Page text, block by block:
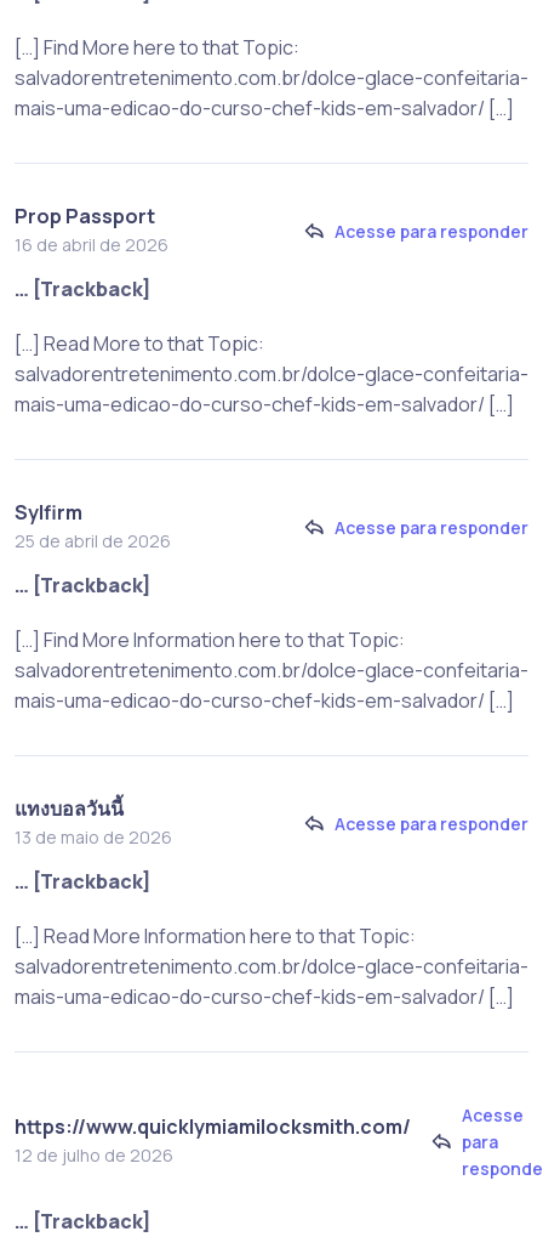
[…] Find More here to that Topic:
salvadorentretenimento.com.br/dolce-glace-confeitaria-
mais-uma-edicao-do-curso-chef-kids-em-salvador/ […]
Prop Passport
16 de abril de 2026
Acesse para responder
… [Trackback]
[…] Read More to that Topic:
salvadorentretenimento.com.br/dolce-glace-confeitaria-
mais-uma-edicao-do-curso-chef-kids-em-salvador/ […]
Sylfirm
25 de abril de 2026
Acesse para responder
… [Trackback]
[…] Find More Information here to that Topic:
salvadorentretenimento.com.br/dolce-glace-confeitaria-
mais-uma-edicao-do-curso-chef-kids-em-salvador/ […]
แทงบอลวันนี้
13 de maio de 2026
Acesse para responder
… [Trackback]
[…] Read More Information here to that Topic:
salvadorentretenimento.com.br/dolce-glace-confeitaria-
mais-uma-edicao-do-curso-chef-kids-em-salvador/ […]
https://www.quicklymiamilocksmith.com/
12 de julho de 2026
Acesse
para
… [Trackback]